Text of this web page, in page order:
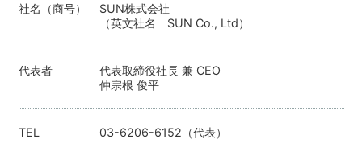
社名（商号）
SUN株式会社
（英文社名 SUN Co., Ltd）
代表者
代表取締役社長 兼 CEO
仲宗根 俊平
TEL 03-6206-6152（代表）